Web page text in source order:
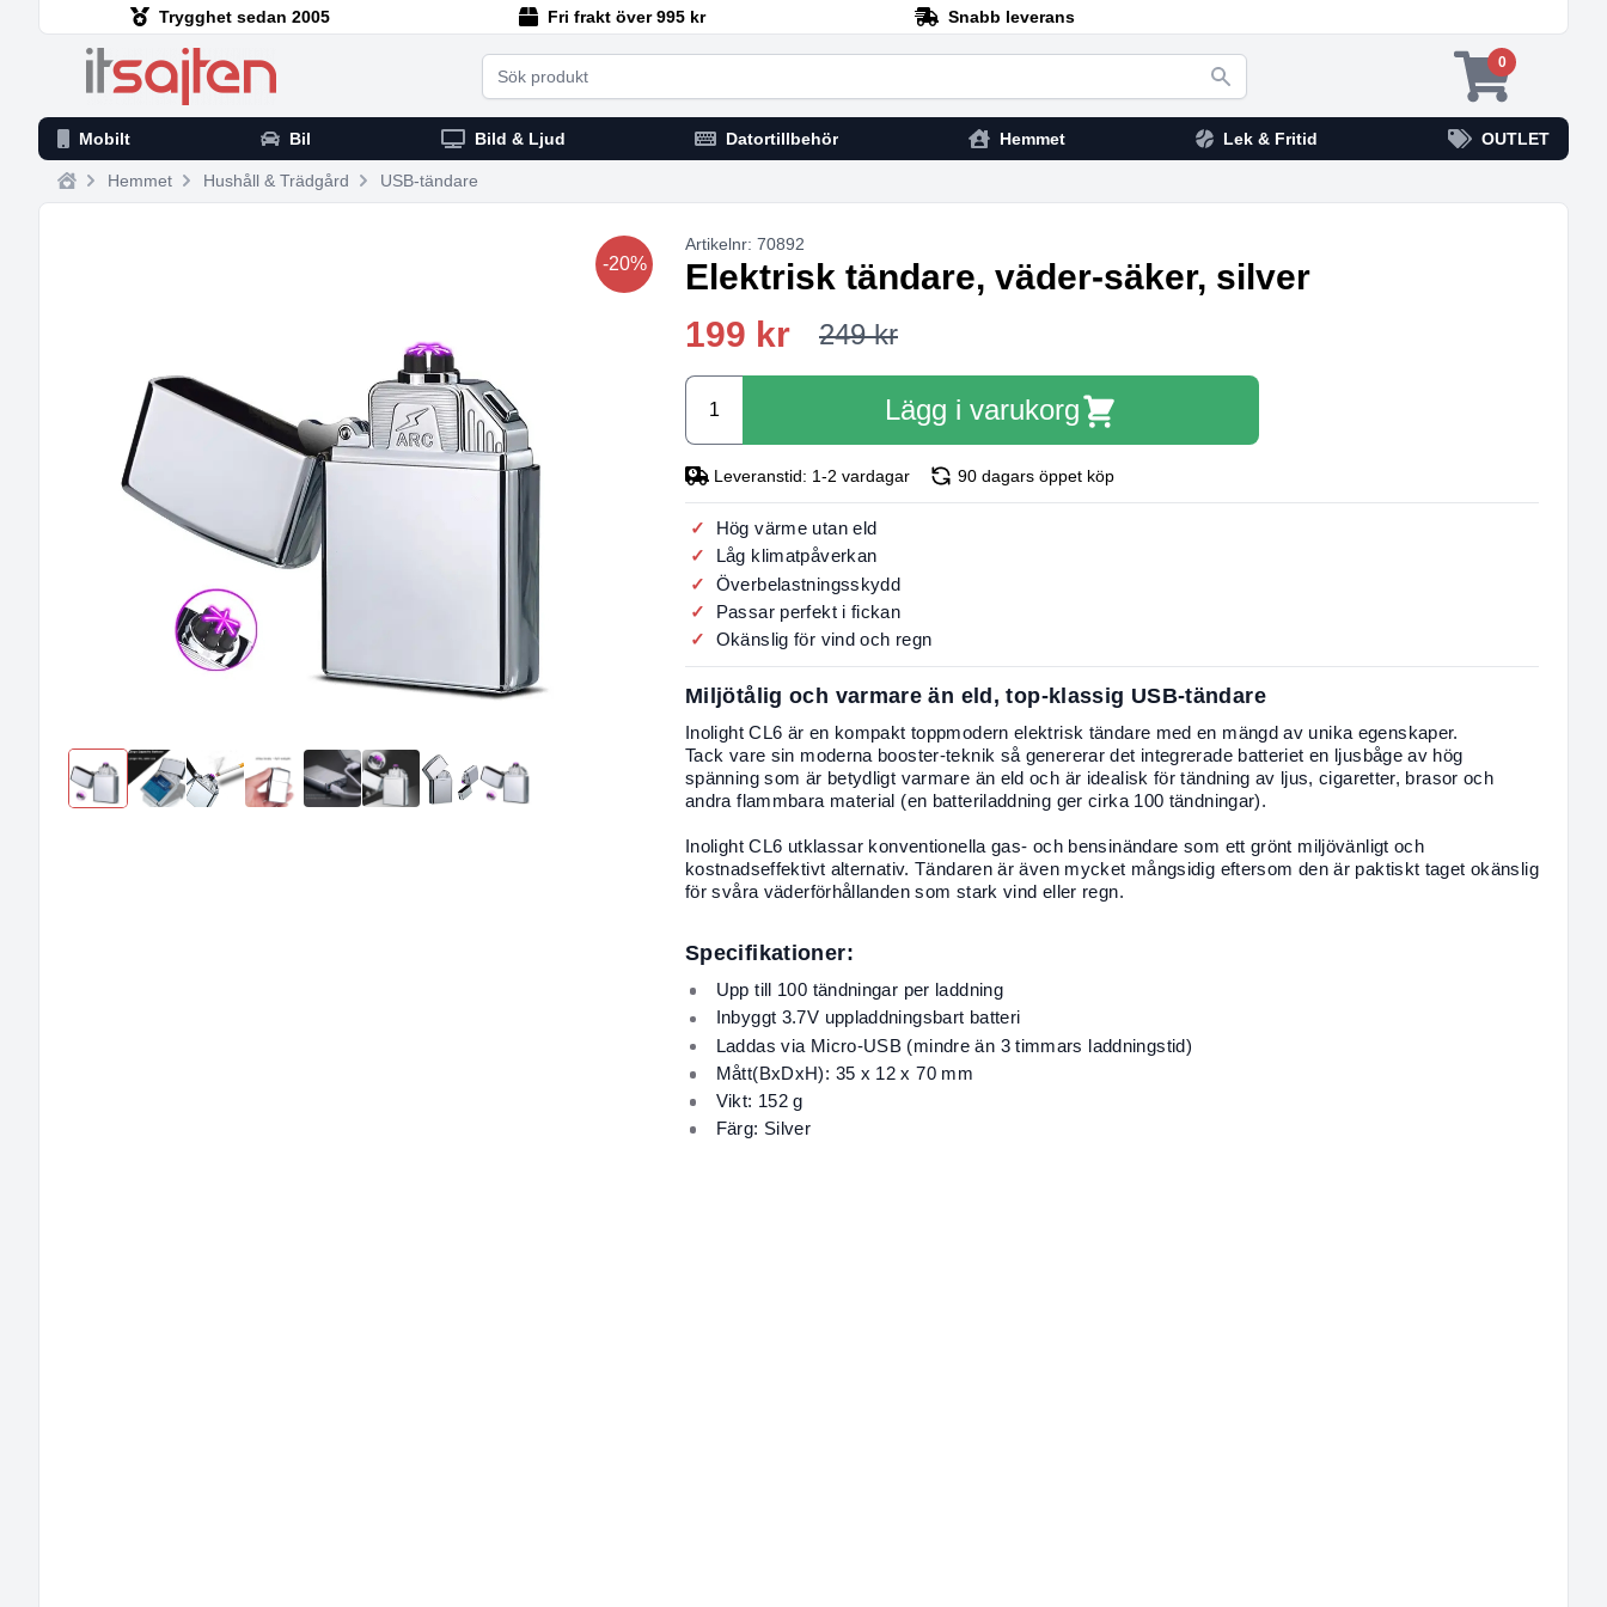
Trygghet sedan 2005 Fri frakt över 995 kr Snabb leverans
Search 0
Mobilt Bil Bild & Ljud Datortillbehör Hemmet Lek & Fritid OUTLET
Home
Hemmet Hushåll & Trädgård USB-tändare
-20%
Artikelnr: 70892
Elektrisk tändare, väder‑säker, silver
199 kr
249 kr
Lägg i varukorg
Leveranstid: 1-2 vardagar 90 dagars öppet köp
Hög värme utan eld
Låg klimatpåverkan
Överbelastningsskydd
Passar perfekt i fickan
Okänslig för vind och regn
Miljötålig och varmare än eld, top-klassig USB-tändare
Inolight CL6 är en kompakt toppmodern elektrisk tändare med en mängd av unika egenskaper.
Tack vare sin moderna booster-teknik så genererar det integrerade batteriet en ljusbåge av hög
spänning som är betydligt varmare än eld och är idealisk för tändning av ljus, cigaretter, brasor och
andra flammbara material (en batteriladdning ger cirka 100 tändningar).
Inolight CL6 utklassar konventionella gas- och bensinändare som ett grönt miljövänligt och
kostnadseffektivt alternativ. Tändaren är även mycket mångsidig eftersom den är paktiskt taget okänslig
för svåra väderförhållanden som stark vind eller regn.
Specifikationer:
Upp till 100 tändningar per laddning
Inbyggt 3.7V uppladdningsbart batteri
Laddas via Micro-USB (mindre än 3 timmars laddningstid)
Mått(BxDxH): 35 x 12 x 70 mm
Vikt: 152 g
Färg: Silver